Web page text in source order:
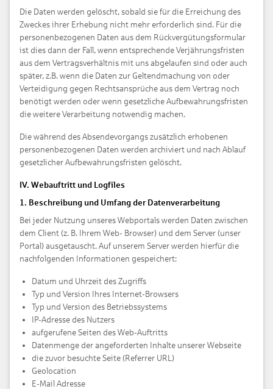
Die Daten werden gelöscht, sobald sie für die Erreichung des
Zweckes ihrer Erhebung nicht mehr erforderlich sind. Für die
personenbezogenen Daten aus dem Rückvergütungsformular
ist dies dann der Fall, wenn entsprechende Verjährungsfristen
aus dem Vertragsverhältnis mit uns abgelaufen sind oder auch
später, z.B. wenn die Daten zur Geltendmachung von oder
Verteidigung gegen Rechtsansprüche aus dem Vertrag noch
benötigt werden oder wenn gesetzliche Aufbewahrungsfristen
die weitere Verarbeitung notwendig machen.
Die während des Absendevorgangs zusätzlich erhobenen
personenbezogenen Daten werden archiviert und nach Ablauf
gesetzlicher Aufbewahrungsfristen gelöscht.
IV. Webauftritt und Logfiles
1. Beschreibung und Umfang der Datenverarbeitung
Bei jeder Nutzung unseres Webportals werden Daten zwischen
dem Client (z. B. Ihrem Web- Browser) und dem Server (unser
Portal) ausgetauscht. Auf unserem Server werden hierfür die
nachfolgenden Informationen gespeichert:
Datum und Uhrzeit des Zugriffs
Typ und Version Ihres Internet-Browsers
Typ und Version des Betriebssystems
IP-Adresse des Nutzers
aufgerufene Seiten des Web-Auftritts
Datenmenge der angeforderten Inhalte unserer Webseite
die zuvor besuchte Seite (Referrer URL)
Geolocation
E-Mail Adresse